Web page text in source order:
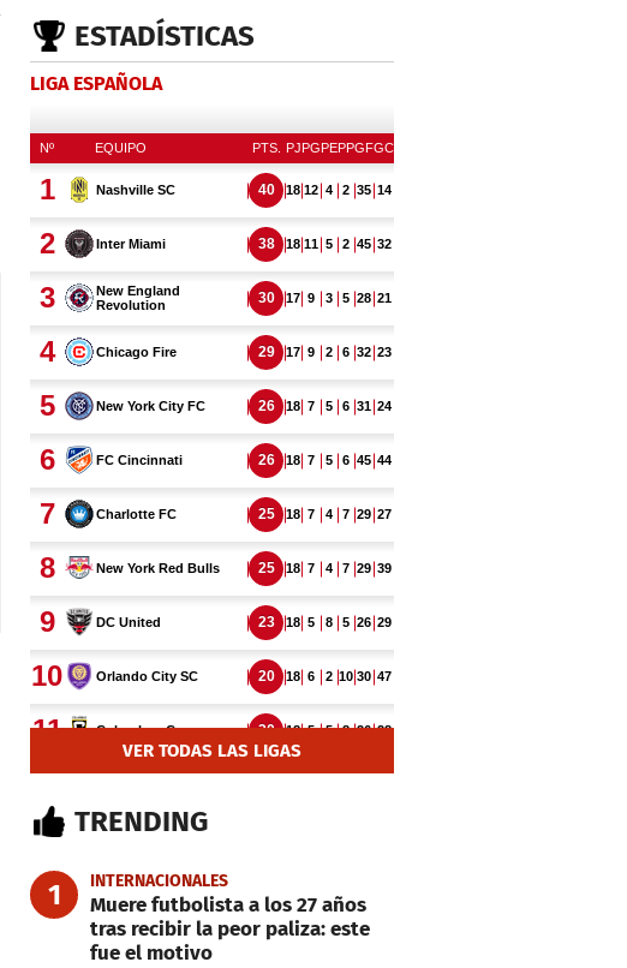
ESTADÍSTICAS
LIGA ESPAÑOLA
VER TODAS LAS LIGAS
TRENDING
1 INTERNACIONALES
Muere futbolista a los 27 años
tras recibir la peor paliza: este
fue el motivo